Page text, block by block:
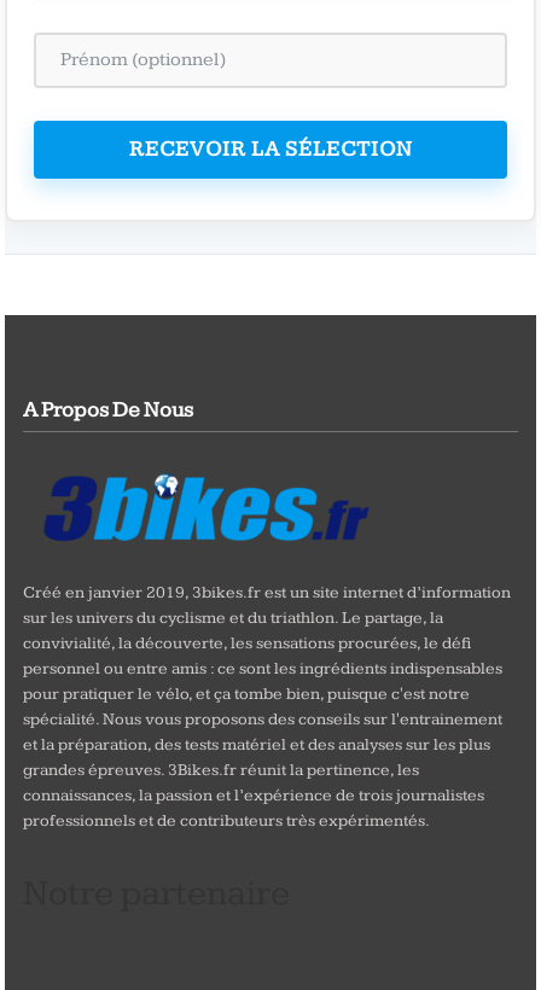
RECEVOIR LA SÉLECTION
A Propos De Nous
Créé en janvier 2019, 3bikes.fr est un site internet d’information
sur les univers du cyclisme et du triathlon. Le partage, la
convivialité, la découverte, les sensations procurées, le défi
personnel ou entre amis : ce sont les ingrédients indispensables
pour pratiquer le vélo, et ça tombe bien, puisque c'est notre
spécialité. Nous vous proposons des conseils sur l'entrainement
et la préparation, des tests matériel et des analyses sur les plus
grandes épreuves. 3Bikes.fr réunit la pertinence, les
connaissances, la passion et l’expérience de trois journalistes
professionnels et de contributeurs très expérimentés.